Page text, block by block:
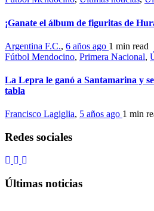
¡Ganate el álbum de figuritas de
Argentina F.C., 6 años ago 1 min read
Fútbol Mendocino, Primera Nacional,
La Lepra le ganó a Santamarina y
tabla
Francisco Lagiglia, 5 años ago 1 min
Redes sociales
Últimas noticias